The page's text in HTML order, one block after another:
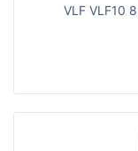
VLF VLF10